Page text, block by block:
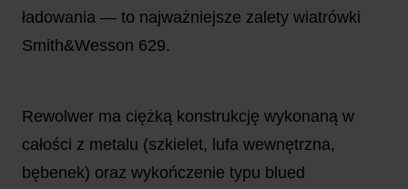
ładowania — to najważniejsze zalety wiatrówki
Smith&Wesson 629.
Rewolwer ma ciężką konstrukcję wykonaną w
całości z metalu (szkielet, lufa wewnętrzna,
bębenek) oraz wykończenie typu blued